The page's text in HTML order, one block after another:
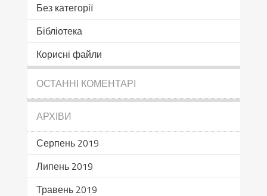
Без категорії
Бібліотека
Корисні файли
ОСТАННІ КОМЕНТАРІ
АРХІВИ
Серпень 2019
Липень 2019
Травень 2019